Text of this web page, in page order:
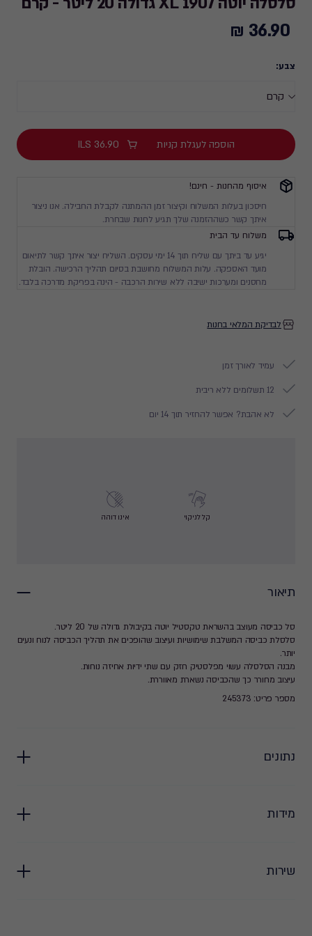
36.90
36.90 ₪
צבע:
הוספה לעגלת קניות ILS 36.90
איסוף מהחנות - חינם!
חיסכון בעלות המשלוח וקיצור זמן ההמתנה לקבלת החבילה. אנו ניצור
איתך קשר כשההזמנה שלך תגיע לחנות שבחרת.
משלוח עד הבית
יגיע עד ביתך עם שליח תוך 14 ימי עסקים. השליח יצור איתך קשר לתיאום
מועד האספקה. עלות המשלוח מחושבת בסיום תהליך הרכישה. הובלת
מחסנים ומערכות ישיבה ללא שירות הרכבה - הינה בפריקת מדרכה בלבד.
לבדיקת המלאי בחנות
עמיד לאורך זמן
12 תשלומים ללא ריבית
לא אהבת? אפשר להחזיר תוך 14 יום
קל לניקוי אינו דוהה
תיאור
סל כביסה מעוצב בהשראת טקסטיל יוטה בקיבולת גדולה של 20 ליטר.
סלסלת כביסה המשלבת שימושיות ועיצוב שהופכים את תהליך הכביסה לנוח ונעים
יותר.
מבנה הסלסלה עשוי מפלסטיק חזק עם שתי ידיות אחיזה נוחות.
עיצוב מחורר כך שהכביסה נשארת מאווררת.
מספר פריט: 245373
נתונים
מידות
שירות